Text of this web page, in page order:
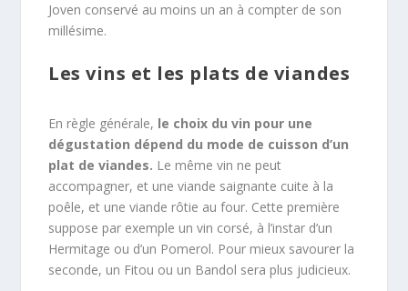
Joven conservé au moins un an à compter de son
millésime.
Les vins et les plats de viandes
En règle générale, le choix du vin pour une
dégustation dépend du mode de cuisson d’un
plat de viandes. Le même vin ne peut
accompagner, et une viande saignante cuite à la
poêle, et une viande rôtie au four. Cette première
suppose par exemple un vin corsé, à l’instar d’un
Hermitage ou d’un Pomerol. Pour mieux savourer la
seconde, un Fitou ou un Bandol sera plus judicieux.